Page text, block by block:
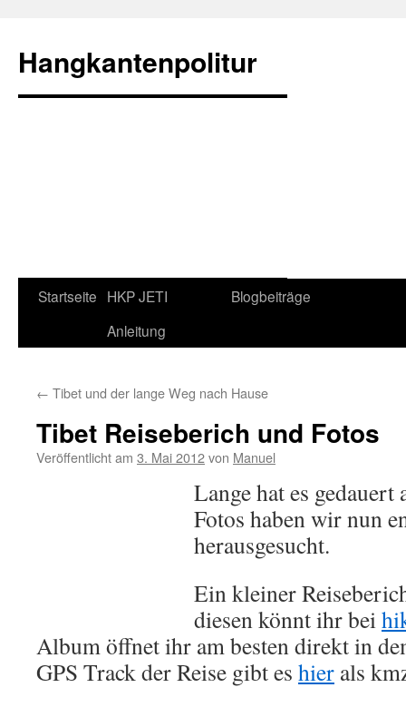
springen
Hangkantenpolitur
Startseite HKP JETI
Anleitung
Blogbeiträge
← Tibet und der lange Weg nach Hause
Tibet Reiseberich und Fotos
Veröffentlicht am 3. Mai 2012von Manuel
Lange hat es
Fotos haben wir nun
herausgesucht.
Ein kleiner
diesen könnt ihr bei
Album öffnet ihr am besten direkt in
GPS Track der Reise gibt es hier als